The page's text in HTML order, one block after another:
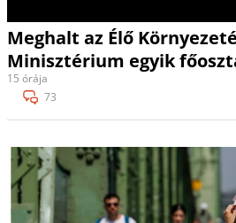
Meghalt az Élő
Minisztérium egyik
15 órája
73